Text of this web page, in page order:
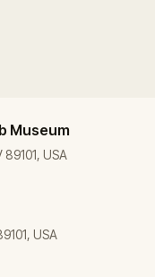
Museum
USA
USA